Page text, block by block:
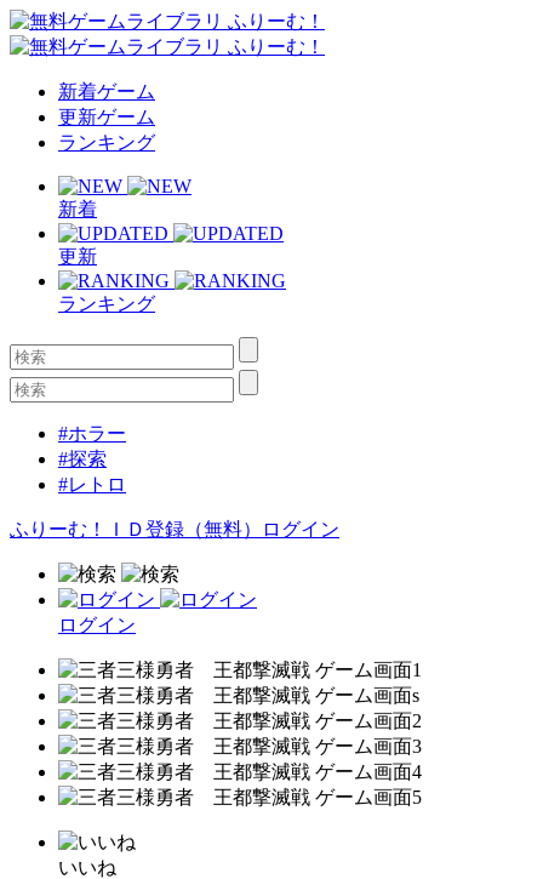
新着ゲーム
更新ゲーム
ランキング
新着
更新
ランキング
#ホラー
#探索
#レトロ
ふりーむ！ＩＤ登録（無料） ログイン
ログイン
いいね